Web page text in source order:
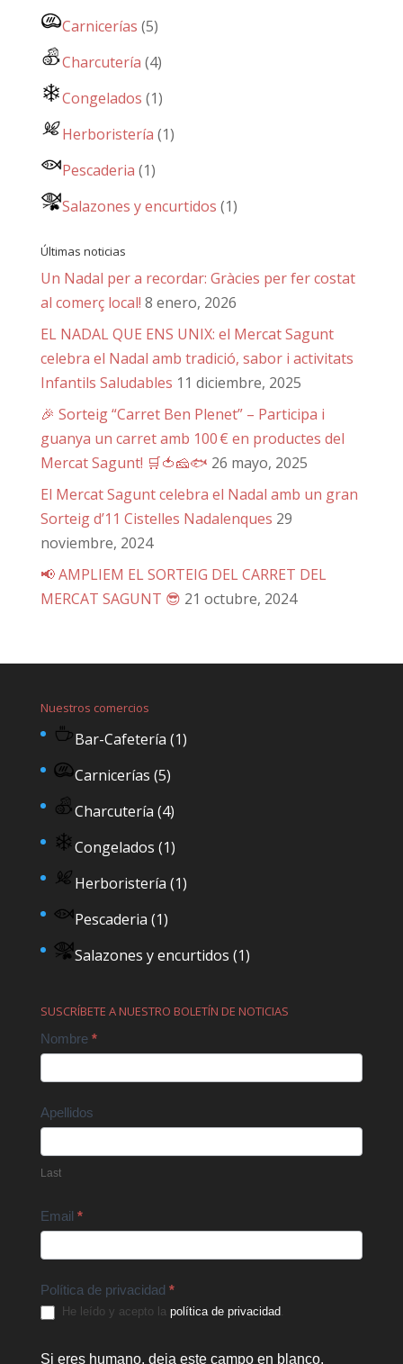
Carnicerías (5)
Charcutería (4)
Congelados (1)
Herboristería (1)
Pescaderia (1)
Salazones y encurtidos (1)
Últimas noticias
Un Nadal per a recordar: Gràcies per fer costat
al comerç local! 8 enero, 2026
EL NADAL QUE ENS UNIX: el Mercat Sagunt
celebra el Nadal amb tradició, sabor i activitats
Infantils Saludables 11 diciembre, 2025
🎉 Sorteig “Carret Ben Plenet” – Participa i
guanya un carret amb 100 € en productes del
Mercat Sagunt! 🛒🍅🧀🐟 26 mayo, 2025
El Mercat Sagunt celebra el Nadal amb un gran
Sorteig d’11 Cistelles Nadalenques 29
noviembre, 2024
📢 AMPLIEM EL SORTEIG DEL CARRET DEL
MERCAT SAGUNT 😎 21 octubre, 2024
Nuestros comercios
Bar-Cafetería (1)
Carnicerías (5)
Charcutería (4)
Congelados (1)
Herboristería (1)
Pescaderia (1)
Salazones y encurtidos (1)
SUSCRÍBETE A NUESTRO BOLETÍN DE NOTICIAS
Contact
Nombre *
Apellidos
Last
Email *
Política de privacidad *
He leído y acepto la política de privacidad.
Si eres humano, deja este campo en blanco.